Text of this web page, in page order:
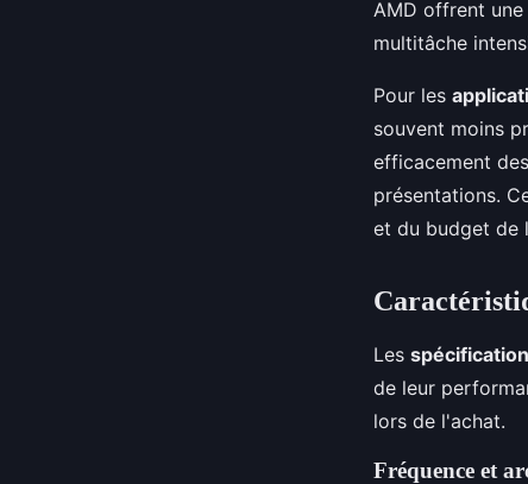
AMD offrent une
multitâche
Pour les
souvent moins
efficacement
présentations.
et du budget de
Les
de leur
lors de l'achat.
Fréquence et